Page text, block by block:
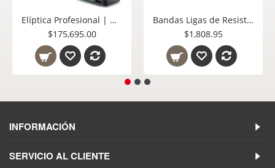
Elíptica Profesional | Green Series EL7000E-G1 de alto rendimiento con Pantalla LCD 16"
$175,695.00
Bandas Ligas de Resistencia BSTRT-5PACK Resistencia Very Light, Light, Medium, Heavy, Very Heavy
$1,808.95
INFORMACIÓN
SERVICIO AL CLIENTE